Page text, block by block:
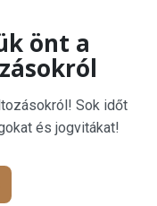
önt a
Sok időt
és jogvitákat!